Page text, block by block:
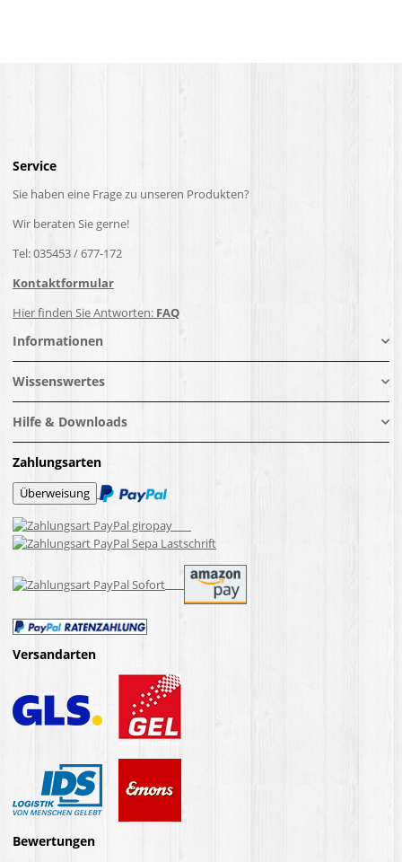
Service
Sie haben eine Frage zu unseren Produkten?
Wir beraten Sie gerne!
Tel: 035453 / 677-172
Kontaktformular
Hier finden Sie Antworten: FAQ
Informationen
Wissenswertes
Hilfe & Downloads
Zahlungsarten
Versandarten
Bewertungen